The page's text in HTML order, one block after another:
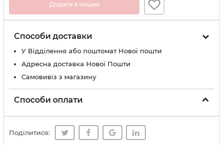
Додати в кошик
Способи доставки
У Вiддiлення або поштомат Нової пошти
Адресна доставка Нової Пошти
Самовивіз з магазину
Способи оплати
Поділитися: